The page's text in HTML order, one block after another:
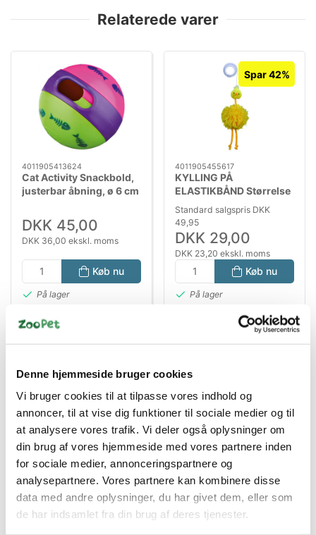
Denne hjemmeside bruger cookies
Vi bruger cookies til at tilpasse vores indhold og
annoncer, til at vise dig funktioner til sociale medier og til
at analysere vores trafik. Vi deler også oplysninger om
din brug af vores hjemmeside med vores partnere inden
for sociale medier, annonceringspartnere og
analysepartnere. Vores partnere kan kombinere disse
data med andre oplysninger, du har givet dem, eller som
de har indsamlet fra din brug af deres tjenester.
Relaterede varer
4011905413624
Cat Activity Snackbold,
justerbar åbning, ø 6 cm
DKK 45,00
DKK 36,00 ekskl. moms
Køb nu
På lager
Spar 42%
4011905455617
KYLLING PÅ
ELASTIKBÅND Størrelse
: 20 cm
Standard salgspris DKK
49,95
DKK 29,00
DKK 23,20 ekskl. moms
Køb nu
På lager
Bestsælgende varer i Killingeudstyr